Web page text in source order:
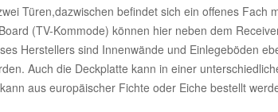
Türen,dazwischen befindet sich ein offenes
(TV-Kommode) können hier neben dem
Herstellers sind Innenwände und Einlegeböden
Auch die Deckplatte kann in einer
aus europäischer Fichte oder Eiche bestellt